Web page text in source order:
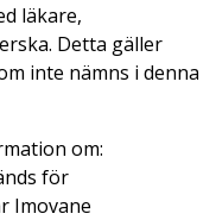
läkare,
Detta gäller
inte nämns i denna
om:
för
Imovane